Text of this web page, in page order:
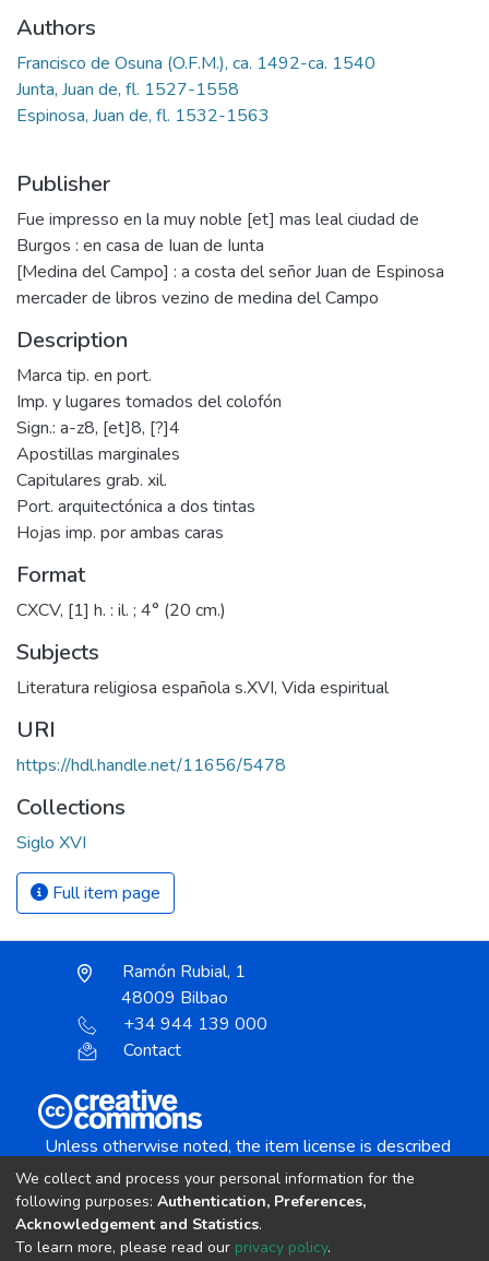
Authors
Francisco de Osuna (O.F.M.), ca. 1492-ca. 1540
Junta, Juan de, fl. 1527-1558
Espinosa, Juan de, fl. 1532-1563
Publisher
Fue impresso en la muy noble [et] mas leal ciudad de
Burgos : en casa de Iuan de Iunta
[Medina del Campo] : a costa del señor Juan de Espinosa
mercader de libros vezino de medina del Campo
Description
Marca tip. en port.
Imp. y lugares tomados del colofón
Sign.: a-z8, [et]8, [?]4
Apostillas marginales
Capitulares grab. xil.
Port. arquitectónica a dos tintas
Hojas imp. por ambas caras
Format
CXCV, [1] h. : il. ; 4° (20 cm.)
Subjects
Literatura religiosa española s.XVI, Vida espiritual
URI
https://hdl.handle.net/11656/5478
Collections
Siglo XVI
Full item page
Ramón Rubial, 1
48009 Bilbao
+34 944 139 000
Contact
Unless otherwise noted, the item license is described
Creative Commons Attribution-NonCommercial-
We collect and process your personal information for the
following purposes: Authentication, Preferences,
Acknowledgement and Statistics.
To learn more, please read our privacy policy.